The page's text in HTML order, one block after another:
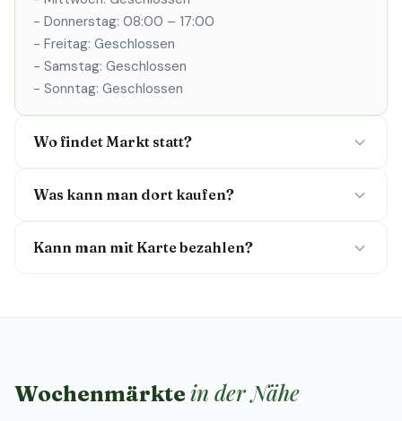
- Donnerstag: 08:00 – 17:00
- Freitag: Geschlossen
- Samstag: Geschlossen
- Sonntag: Geschlossen
Wo findet Markt statt?
Was kann man dort kaufen?
Kann man mit Karte bezahlen?
Wochenmärkte in der Nähe